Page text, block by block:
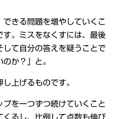
きる問題を増やしていくこ
す。ミスをなくすには、最後
して自分の答えを疑うことで
か？」と。
上げるものです。
プを一つずつ続けていくこと
くるし、比例して点数も伸び